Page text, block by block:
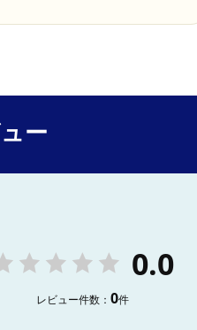
ー
0.0
レビュー件数： 0件